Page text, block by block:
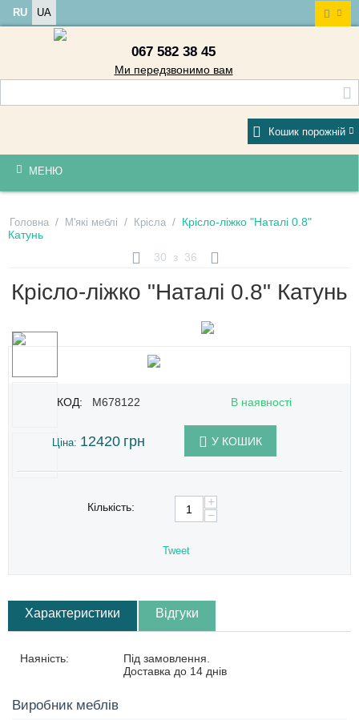
RU UA
067 582 38 45
Ми передзвонимо вам
Кошик порожній
МЕНЮ
Головна / М'які меблі / Крісла / Крісло-ліжко "Наталі 0.8"
Катунь
30
з 36
Крісло-ліжко "Наталі 0.8" Катунь
КОД: M678122 В наявності
Ціна: 12420 грн У КОШИК
Кількість:
+
−
Tweet
Характеристики Відгуки
Наяність:
Під замовлення.
Доставка до 14 днів
Виробник меблів